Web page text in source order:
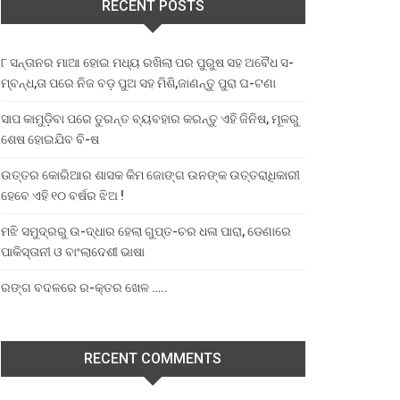
RECENT POSTS
୮ ସନ୍ତାନର ମାଆ ହୋଇ ମଧ୍ୟ ରଖିଲା ପର ପୁରୁଷ ସହ ଅବୈଧ ସ-
ମ୍ବନ୍ଧ,ତା ପରେ ନିଜ ବଡ଼ ପୁଅ ସହ ମିଶି,ଜାଣନ୍ତୁ ପୁରା ଘ-ଟଣା
ସାପ କାମୁଡ଼ିବା ପରେ ତୁରନ୍ତ ବ୍ୟବହାର କରନ୍ତୁ ଏହି ଜିନିଷ, ମୂଳରୁ
ଶେଷ ହୋଇଯିବ ବି-ଷ
ଉତ୍ତର କୋରିଆର ଶାସକ କିମ ଜୋଙ୍ଗ ଉନଙ୍କ ଉତ୍ତରାଧିକାରୀ
ହେବେ ଏହି ୧୦ ବର୍ଷର ଝିଅ !
ମଝି ସମୁଦ୍ରରୁ ଉ-ଦ୍ଧାର ହେଲା ଗୁପ୍ତ-ଚର ଧଳା ପାରା, ଡେଣାରେ
ପାକିସ୍ତାନୀ ଓ ବାଂଲାଦେଶୀ ଭାଷା
ରଙ୍ଗ ବଦଳରେ ର-କ୍ତର ଖେଳ …..
RECENT COMMENTS